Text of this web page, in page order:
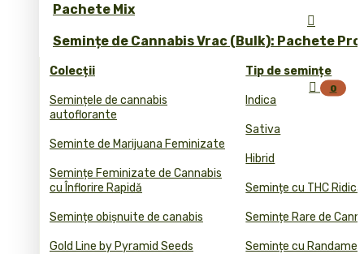
Pachete Mix
Semințe de Cannabis Vrac (Bulk): Pachete
Colecții
Semințele de cannabis
autoflorante
Seminte de Marijuana Feminizate
Semințe Feminizate de Cannabis
cu Înflorire Rapidă
Semințe obișnuite de canabis
Gold Line by Pyramid Seeds
Tip de semințe
Indica
Sativa
Hibrid
Semințe cu THC
Semințe Rare de
Semințe cu

 0